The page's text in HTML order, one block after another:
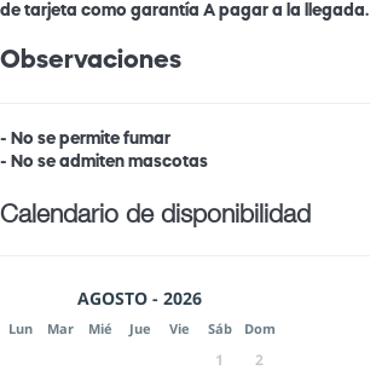
de tarjeta como garantía A pagar a la llegada.
Observaciones
- No se permite fumar
- No se admiten mascotas
Calendario de disponibilidad
AGOSTO - 2026
Lun Mar Mié Jue Vie Sáb Dom
1
2